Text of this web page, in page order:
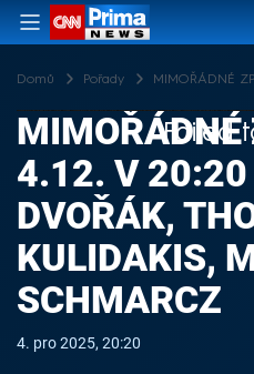
Domů Pořady MIMOŘÁDNÉ
Failed
MIMOŘÁDNÉ
4.12. V
DVOŘÁK,
KULIDAKIS,
SCHMARCZ
4. pro 2025, 20:20